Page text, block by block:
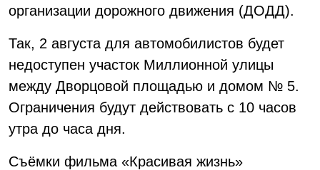
организации дорожного движения (ДОДД).
Так, 2 августа для автомобилистов будет
недоступен участок Миллионной улицы
между Дворцовой площадью и домом № 5.
Ограничения будут действовать с 10 часов
утра до часа дня.
Съёмки фильма «Красивая жизнь»